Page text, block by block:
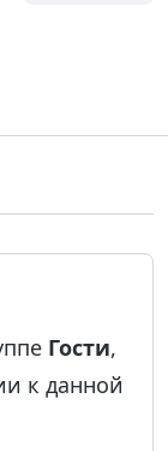
Гости,
к данной